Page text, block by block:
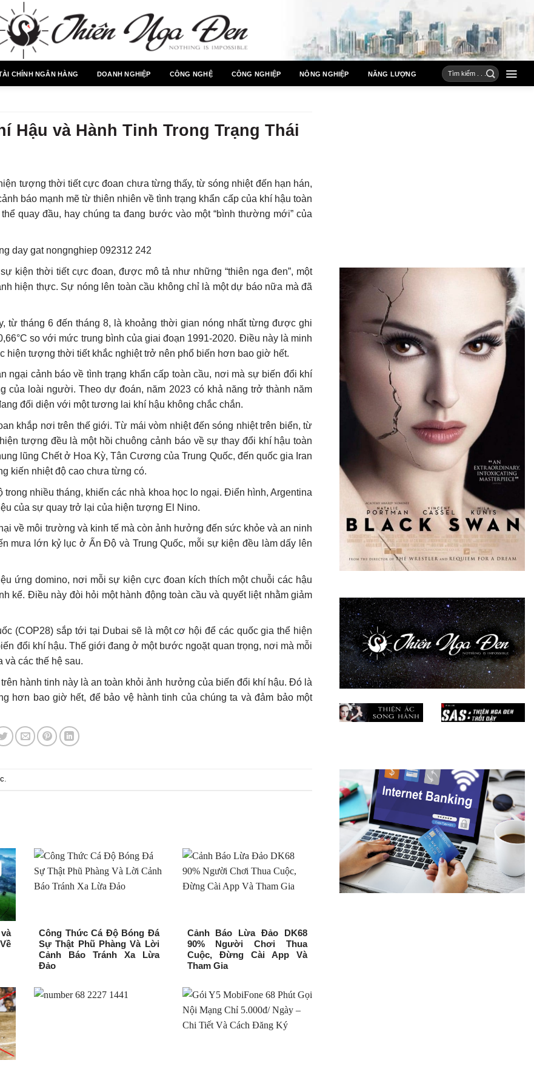
CHÍNH NGÂN HÀNG DOANH NGHIỆP CÔNG NGHỆ CÔNG NGHIỆP NÔNG NGHIỆP NĂNG LƯỢNG
Hậu và Hành Tinh Trong Trạng Thái
tượng thời tiết cực đoan chưa từng thấy, từ sóng nhiệt đến hạn hán,
báo mạnh mẽ từ thiên nhiên về tình trạng khẩn cấp của khí hậu toàn
quay đầu, hay chúng ta đang bước vào một “bình thường mới” của
kiện thời tiết cực đoan, được mô tả như những “thiên nga đen”, một
hiện thực. Sự nóng lên toàn cầu không chỉ là một dự báo nữa mà đã
từ tháng 6 đến tháng 8, là khoảng thời gian nóng nhất từng được ghi
so với mức trung bình của giai đoạn 1991-2020. Điều này là minh
hiện tượng thời tiết khắc nghiệt trở nên phổ biến hơn bao giờ hết.
ngại cảnh báo về tình trạng khẩn cấp toàn cầu, nơi mà sự biến đổi khí
của loài người. Theo dự đoán, năm 2023 có khả năng trở thành năm
đối diện với một tương lai khí hậu không chắc chắn.
khắp nơi trên thế giới. Từ mái vòm nhiệt đến sóng nhiệt trên biển, từ
tượng đều là một hồi chuông cảnh báo về sự thay đổi khí hậu toàn
lũng Chết ở Hoa Kỳ, Tân Cương của Trung Quốc, đến quốc gia Iran
kiến nhiệt độ cao chưa từng có.
nhiều tháng, khiến các nhà khoa học lo ngại. Điển hình, Argentina
của sự quay trở lại của hiện tượng El Nino.
về môi trường và kinh tế mà còn ảnh hưởng đến sức khỏe và an ninh
mưa lớn kỷ lục ở Ấn Độ và Trung Quốc, mỗi sự kiện đều làm dấy lên
ứng domino, nơi mỗi sự kiện cực đoan kích thích một chuỗi các hậu
kế. Điều này đòi hỏi một hành động toàn cầu và quyết liệt nhằm giảm
(COP28) sắp tới tại Dubai sẽ là một cơ hội để các quốc gia thể hiện
đổi khí hậu. Thế giới đang ở một bước ngoặt quan trọng, nơi mà mỗi
và các thế hệ sau.
hành tinh này là an toàn khỏi ảnh hưởng của biến đổi khí hậu. Đó là
hơn bao giờ hết, để bảo vệ hành tinh của chúng ta và đảm bảo một
.
Công Thức Cá Độ Bóng Đá
Sự Thật Phũ Phàng Và Lời
Cảnh Báo Tránh Xa Lừa
Đảo
Cảnh Báo Lừa Đảo DK68
90% Người Chơi Thua
Cuộc, Đừng Cài App Và
Tham Gia